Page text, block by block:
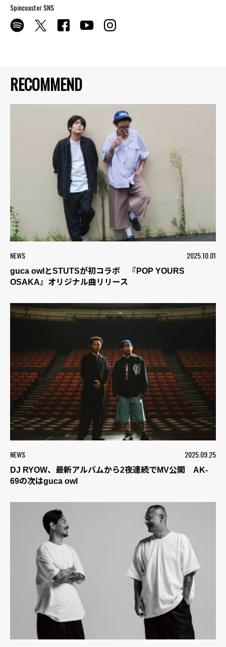
RECOMMEND
NEWS 2025.10.01
guca owlとSTUTSが初コラボ 『POP YOURS
OSAKA』オリジナル曲リリース
NEWS 2025.09.25
DJ RYOW、最新アルバムから2夜連続でMV公開 AK-
69の次はguca owl
Spincoaster SNS